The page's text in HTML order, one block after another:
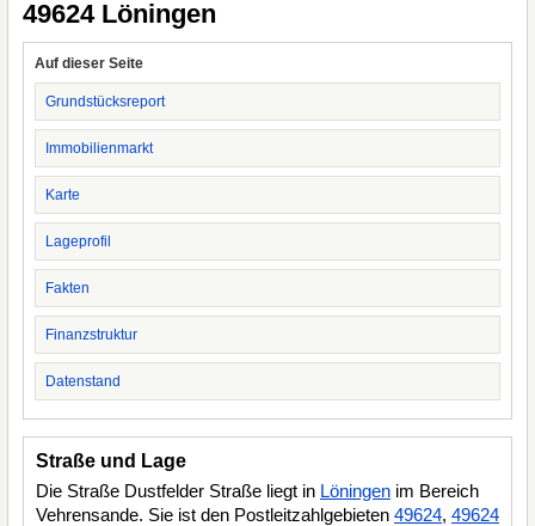
49624 Löningen
Auf dieser Seite
Grundstücksreport
Immobilienmarkt
Karte
Lageprofil
Fakten
Finanzstruktur
Datenstand
Straße und Lage
Die Straße Dustfelder Straße liegt in Löningen im Bereich
Vehrensande. Sie ist den Postleitzahlgebieten 49624, 49624